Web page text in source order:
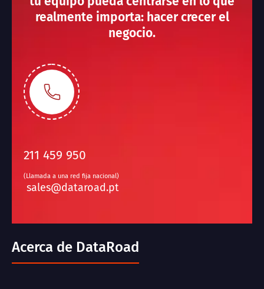
realmente importa: hacer crecer el
negocio.
211 459 950
(Llamada a una red fija nacional)
sales@dataroad.pt
Acerca de DataRoad